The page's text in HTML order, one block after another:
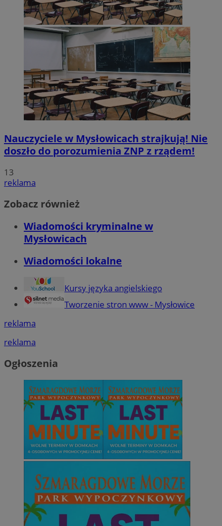
Nauczyciele w Mysłowicach strajkują! Nie
doszło do porozumienia ZNP z rządem!
13
reklama
Zobacz również
Wiadomości kryminalne w
Mysłowicach
Wiadomości lokalne
Kursy języka angielskiego
Tworzenie stron www - Mysłowice
reklama
reklama
Ogłoszenia